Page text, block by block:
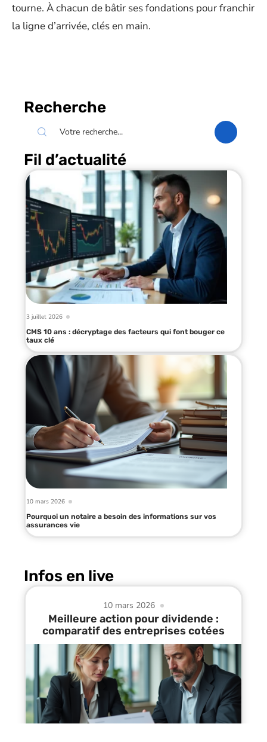
tourne. À chacun de bâtir ses fondations pour franchir
la ligne d’arrivée, clés en main.
Recherche
Fil d’actualité
3 juillet 2026
CMS 10 ans : décryptage des facteurs qui font bouger ce
taux clé
10 mars 2026
Pourquoi un notaire a besoin des informations sur vos
assurances vie
Infos en live
10 mars 2026
Meilleure action pour dividende :
comparatif des entreprises cotées